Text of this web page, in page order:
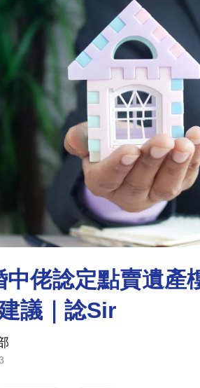
中佬諗定點賣遺產
議｜諗Sir